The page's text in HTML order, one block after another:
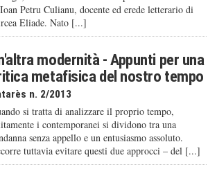
Petru Culianu, docente ed erede letterario di
Eliade. Nato [...]
modernità - Appunti per una
metafisica del nostro tempo
n. 2/2013
si tratta di analizzare il proprio tempo,
i contemporanei si dividono tra una
senza appello e un entusiasmo assoluto.
tuttavia evitare questi due approcci – del [...]